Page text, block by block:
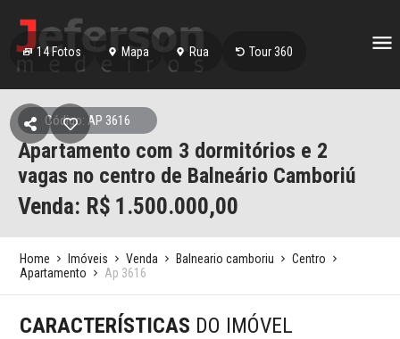
14Fotos Mapa Rua Tour 360
Código: AP 3616
Apartamento com 3 dormitórios e 2
vagas no centro de Balneário Camboriú
Venda: R$ 1.500.000,00
Home Imóveis Venda Balneario camboriu
Centro
Apartamento
Ap 3616
CARACTERÍSTICAS DO IMÓVEL